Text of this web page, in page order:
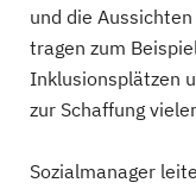
und die
tragen zum
Inklusionsplätzen
zur Schaffung
Sozialmanager